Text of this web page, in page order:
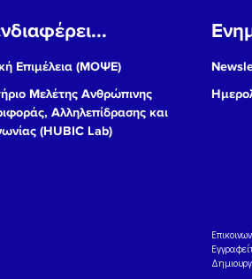
Επιμέλεια (ΜΟΨΕ)
Μελέτης Ανθρώπινης
Αλληλεπίδρασης και
(HUBIC Lab)